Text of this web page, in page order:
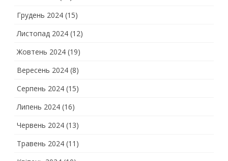
Грудень 2024 (15)
Листопад 2024 (12)
Жовтень 2024 (19)
Вересень 2024 (8)
Серпень 2024 (15)
Липень 2024 (16)
Червень 2024 (13)
Травень 2024 (11)